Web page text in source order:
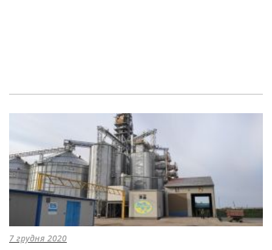
7 грудня 2020